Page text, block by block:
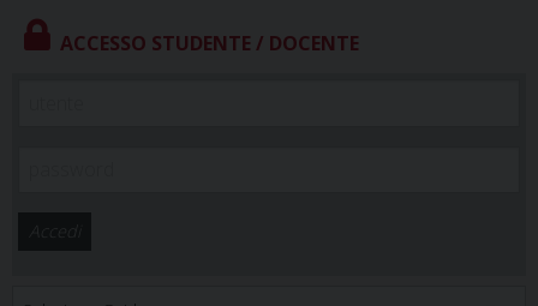
ACCESSO STUDENTE / DOCENTE